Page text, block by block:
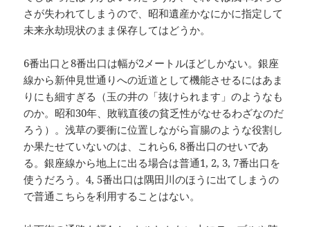
さが失われてしまうので、昭和遺産かなにかに指定して
未来永劫現状のまま保存してはどうか。
6番出口と8番出口は幅が2メートルほどしかない。銀座
線から新仲見世通りへの近道として機能させるにはあま
りにも細すぎる（玉の井の「抜けられます」のようなも
のか。昭和30年、敗戦直後の貧乏性がなせるわざなのだ
ろう）。浅草の要衝に位置しながら盲腸のような役割し
か果たせていないのは、これら6, 8番出口のせいであ
る。銀座線から地上に出る場合は普通1, 2, 3, 7番出口を
使うだろう。4, 5番出口は隅田川のほうに出てしまうの
で普通こちらを利用することはない。